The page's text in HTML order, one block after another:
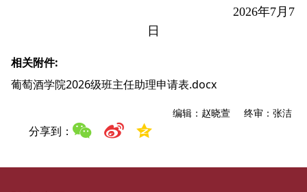
2026年7月7
日
相关附件:
葡萄酒学院2026级班主任助理申请表.docx
编辑：赵晓萱 终审：张洁
分享到：